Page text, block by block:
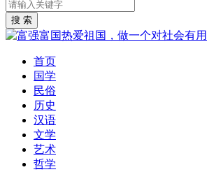
首页
国学
民俗
历史
汉语
文学
艺术
哲学